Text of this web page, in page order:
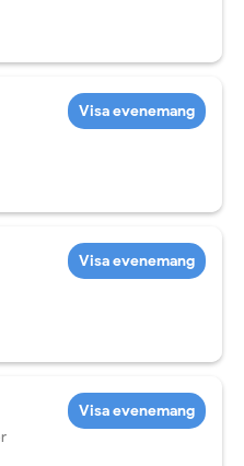
Visa evenemang
Visa evenemang
Visa evenemang